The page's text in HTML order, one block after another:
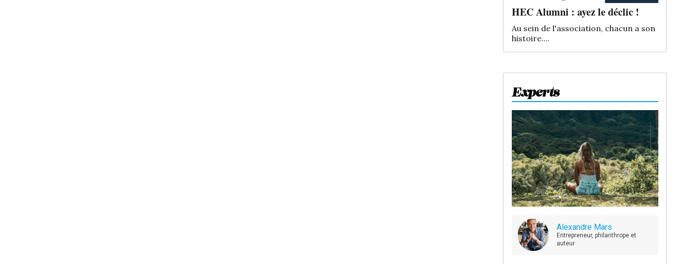
Experts
Alexandre Mars
Entrepreneur, philanthrope et
auteur
HEC Alumni : ayez le déclic !
Au sein de l'association, chacun a son
histoire....